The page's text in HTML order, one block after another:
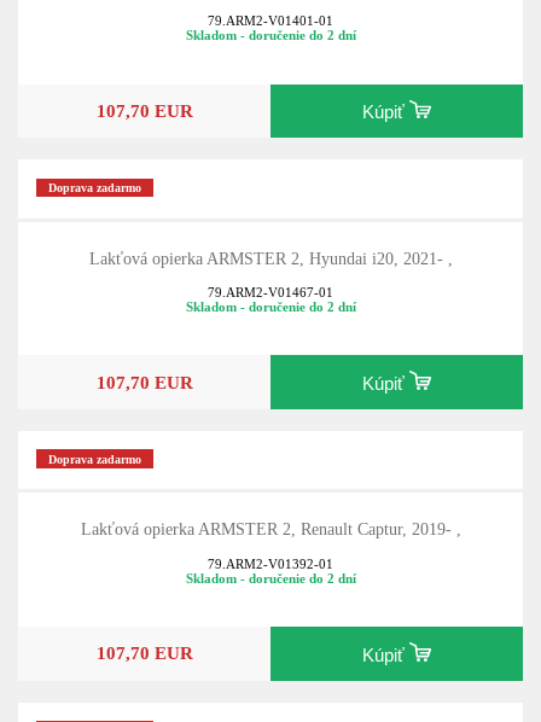
79.ARM2-V01401-01
Skladom - doručenie do 2 dní
107,70 EUR Kúpiť
Doprava zadarmo
Lakťová opierka ARMSTER 2, Hyundai i20, 2021- ,
79.ARM2-V01467-01
Skladom - doručenie do 2 dní
107,70 EUR Kúpiť
Doprava zadarmo
Lakťová opierka ARMSTER 2, Renault Captur, 2019- ,
79.ARM2-V01392-01
Skladom - doručenie do 2 dní
107,70 EUR Kúpiť